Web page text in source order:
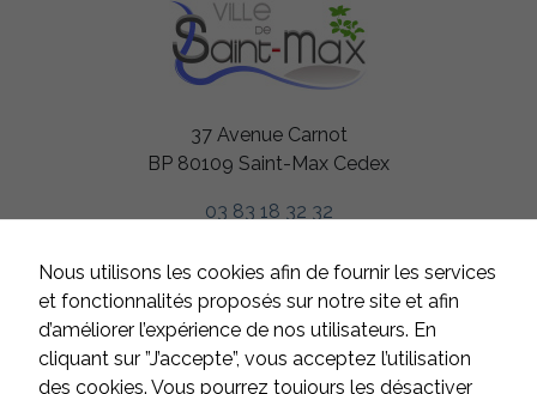
37 Avenue Carnot
BP 80109 Saint-Max Cedex
03 83 18 32 32
HORAIRES
Du lundi au jeudi
de 8h à 12h et de 13h à 17h
Le vendredi
de 8h à 12h et de 13h à 16h
Nous utilisons les cookies afin de fournir les services
et fonctionnalités proposés sur notre site et afin
d’améliorer l’expérience de nos utilisateurs. En
cliquant sur ”J’accepte”, vous acceptez l’utilisation
des cookies. Vous pourrez toujours les désactiver